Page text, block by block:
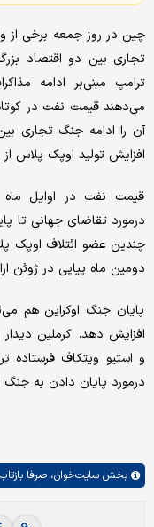
چین در روز جمعه برخی از
تجاری بین دو اقتصاد
ترامپ مبنی‌بر ادامه
می‌دهند قیمت نفت در
آن را ادامه جنگ تجاری
افزایش تولید اوپک پلاس
قیمت نفت در اوایل ماه
چندین عضو ائتلاف اوپک
دومین ماه پیاپی در ژوئن
پایان جنگ اوکراین هم
افزایش دهد. کرملین
و استیو ویتکاف فرستاده
درمورد پایان دادن به
بخش سایت‌خوان، صرفا